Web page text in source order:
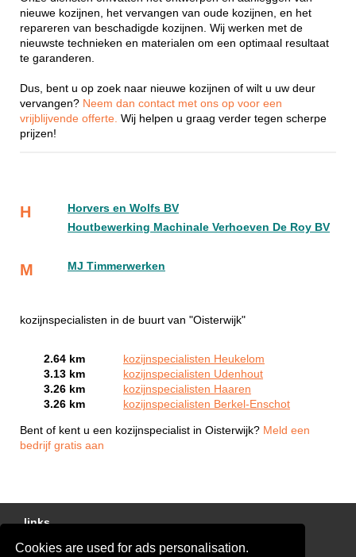
Cookies are used for ads personalisation.
nieuwe kozijnen, het vervangen van oude kozijnen, en het
repareren van beschadigde kozijnen. Wij werken met de
nieuwste technieken en materialen om een optimaal resultaat
te garanderen.
Dus, bent u op zoek naar nieuwe kozijnen of wilt u uw deur
vervangen? Neem dan contact met ons op voor een
vrijblijvende offerte. Wij helpen u graag verder tegen scherpe
prijzen!
H
Horvers en Wolfs BV
Houtbewerking Machinale Verhoeven De Roy BV
M MJ Timmerwerken
kozijnspecialisten in de buurt van "Oisterwijk"
2.64 km
kozijnspecialisten Heukelom
3.13 km
kozijnspecialisten Udenhout
3.26 km
kozijnspecialisten Haaren
3.26 km
kozijnspecialisten Berkel-Enschot
Bent of kent u een kozijnspecialist in Oisterwijk? Meld een
bedrijf gratis aan
links
Gratis Offertes Vergelijken